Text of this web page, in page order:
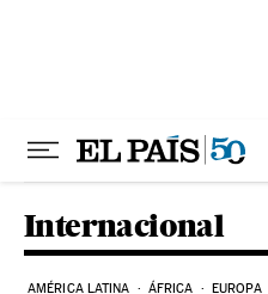
Internacional
AMÉRICA LATINA ÁFRICA EUROPA